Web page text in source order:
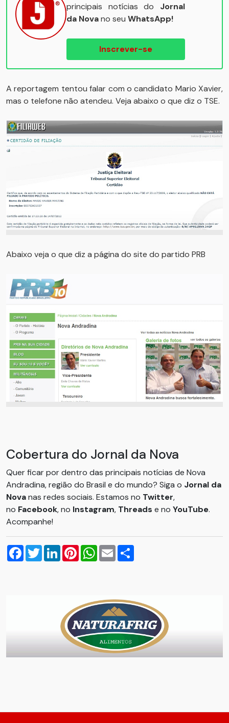
principais notícias do Jornal
da Novano seu WhatsApp!
Inscrever-se
A reportagem tentou falar com o candidato Mario Xavier,
mas o telefone não atendeu. Veja abaixo o que diz o TSE.
Abaixo veja o que diz a página do site do partido PRB
Cobertura do Jornal da Nova
Quer ficar por dentro das principais notícias de Nova
Andradina, região do Brasil e do mundo? Siga o Jornal da
Novanas redes sociais. Estamos no Twitter,
no Facebook, no Instagram, Threads e no YouTube.
Acompanhe!
Facebook
TwitterLinkedInPinterestWhatsApp
Email